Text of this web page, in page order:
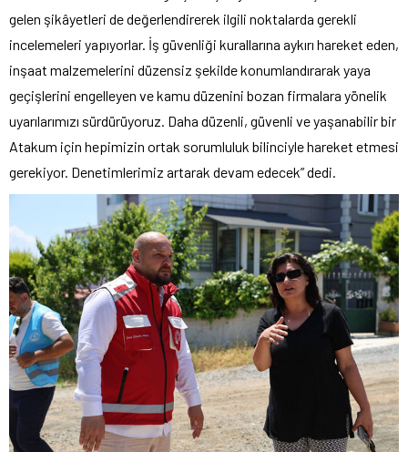
gelen şikâyetleri de değerlendirerek ilgili noktalarda gerekli
incelemeleri yapıyorlar. İş güvenliği kurallarına aykırı hareket eden,
inşaat malzemelerini düzensiz şekilde konumlandırarak yaya
geçişlerini engelleyen ve kamu düzenini bozan firmalara yönelik
uyarılarımızı sürdürüyoruz. Daha düzenli, güvenli ve yaşanabilir bir
Atakum için hepimizin ortak sorumluluk bilinciyle hareket etmesi
gerekiyor. Denetimlerimiz artarak devam edecek” dedi.